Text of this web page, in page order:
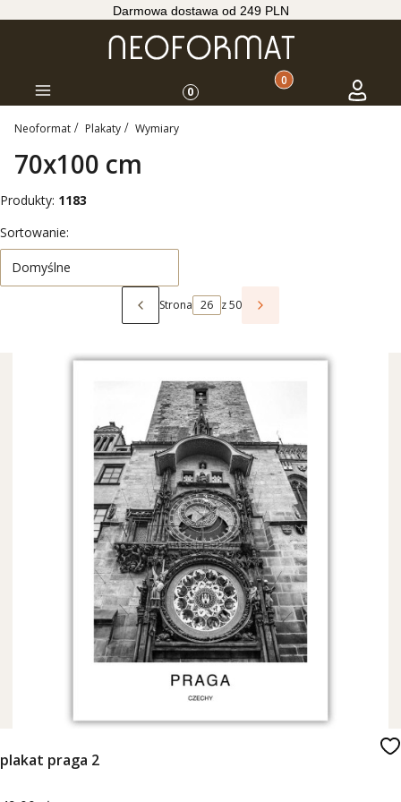
Darmowa dostawa od 249 PLN
Menu 0 Produkty w koszyku:
Koszyk Zaloguj
Neoformat Plakaty Wymiary
70x100 cm
Produkty: 1183
Lista produktów
Sortowanie:
Domyślne
Poprzednie produkty
Strona z 50 Następne produkty
plakat praga 2